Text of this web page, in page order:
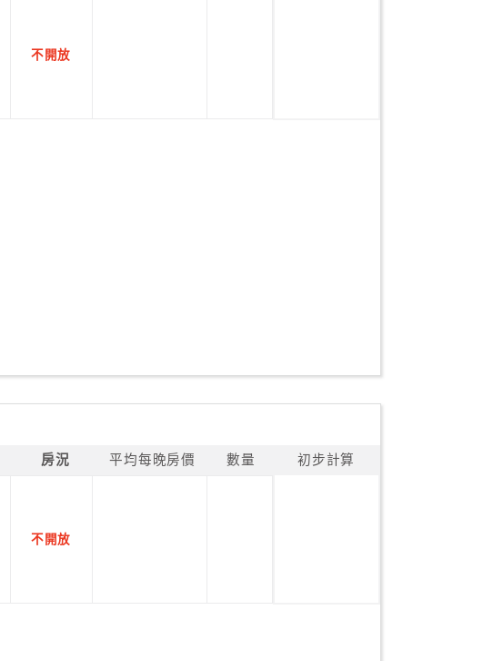
不開放
房況 平均每晚房價 數量 初步計算
不開放